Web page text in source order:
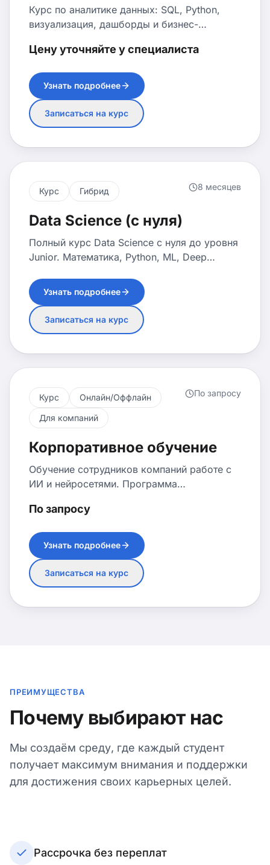
Курс по аналитике данных: SQL, Python,
визуализация, дашборды и бизнес-
аналитике.
Цену уточняйте у специалиста
Узнать подробнее
Записаться на курс
Курс Гибрид 8 месяцев
Data Science (с нуля)
Полный курс Data Science с нуля до уровня
Junior. Математика, Python, ML, Deep
трудоустройства.
Узнать подробнее
Записаться на курс
Курс
Онлайн/Оффлайн
Для компаний
По запросу
Корпоративное обучение
Обучение сотрудников компаний работе с
ИИ и нейросетями. Программа
Минимум 10 участников.
По запросу
Узнать подробнее
Записаться на курс
ПРЕИМУЩЕСТВА
Почему выбирают нас
Мы создаём среду, где каждый студент
получает максимум внимания и поддержки
для достижения своих карьерных целей.
Рассрочка без переплат